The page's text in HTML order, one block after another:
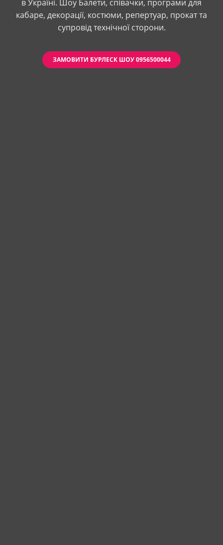
в Україні. Шоу Балети, співачки, програми для
кабаре, декорації, костюми, репертуар, прокат та
супровід технічної сторони.
ЗАМОВИТИ БУРЛЕСК ШОУ 0956500044